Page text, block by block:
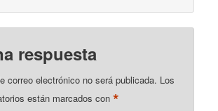
respuesta
correo electrónico no será publicada. Los
están marcados con*